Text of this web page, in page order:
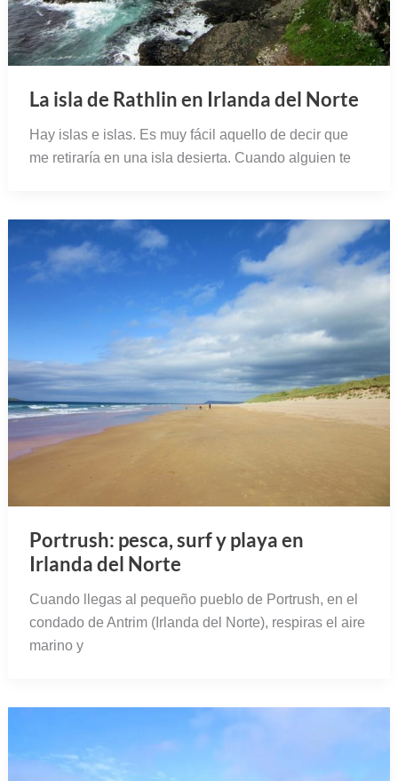
La isla de Rathlin en Irlanda del Norte
Hay islas e islas. Es muy fácil aquello de decir que
me retiraría en una isla desierta. Cuando alguien te
Portrush: pesca, surf y playa en
Irlanda del Norte
Cuando llegas al pequeño pueblo de Portrush, en el
condado de Antrim (Irlanda del Norte), respiras el aire
marino y